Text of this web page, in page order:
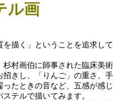
ル画
描く」ということを追求して
村画伯に師事された臨床美術
きし、「りんご」の重さ、手
たときの音など、五感が感じ
テルで描いてみます。